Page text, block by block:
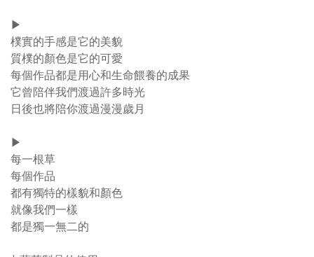
▶︎
樸實的手感是它的美貌
質樸的顏色是它的可愛
每個作品都是用心和生命餵養的成果
它曾陪伴我們渡過許多時光
日後也將陪你渡過漫漫歲月
▶︎
每一根草
每個作品
都有獨特的樣貌和顏色
就像我們一樣
都是獨一無二的